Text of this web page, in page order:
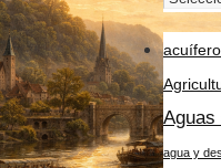
Aguas
agua y